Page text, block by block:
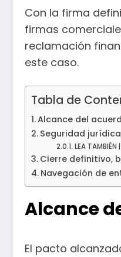
Con la firma
firmas
reclamación
este caso.
Tabla de
Alcance del
Seguridad
LEA
Cierre definitivo,
Navegación de
Alcance
El pacto